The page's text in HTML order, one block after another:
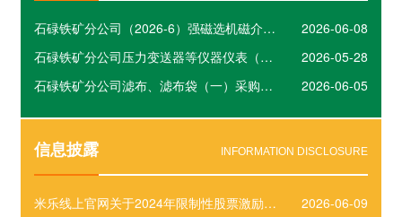
2026-06-08
石碌铁矿分公司（2026-6）强磁选机磁介质盒及配件采购项目
2026-05-28
石碌铁矿分公司压力变送器等仪器仪表（六）采购项目
2026-06-05
石碌铁矿分公司滤布、滤布袋（一）采购项目
信息披露 INFORMATION DISCLOSURE
2026-06-09
米乐线上官网关于2024年限制性股票激励计划部分限制性股票回购注销实施公告